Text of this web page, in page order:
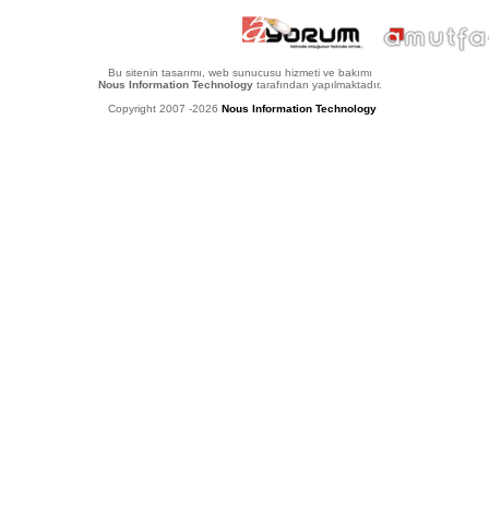
Bu sitenin tasarımı, web sunucusu hizmeti ve bakımı
Nous Information Technology tarafından yapılmaktadır.
Copyright 2007 -2026 Nous Information Technology